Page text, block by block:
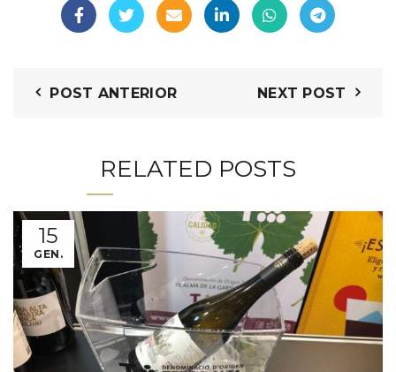
POST ANTERIOR NEXT POST
RELATED POSTS
15
GEN.